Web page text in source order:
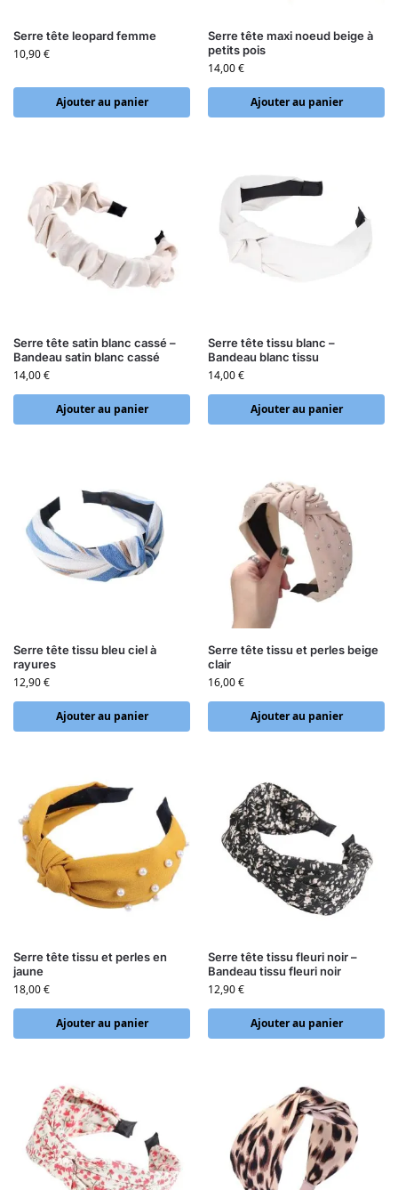
Serre tête leopard femme
10,90€
Ajouter au panier
Serre tête maxi noeud beige à
petits pois
14,00€
Ajouter au panier
Serre tête satin blanc cassé –
Bandeau satin blanc cassé
14,00€
Ajouter au panier
Serre tête tissu blanc –
Bandeau blanc tissu
14,00€
Ajouter au panier
Serre tête tissu bleu ciel à
rayures
12,90€
Ajouter au panier
Serre tête tissu et perles beige
clair
16,00€
Ajouter au panier
Serre tête tissu et perles en
jaune
18,00€
Ajouter au panier
Serre tête tissu fleuri noir –
Bandeau tissu fleuri noir
12,90€
Ajouter au panier